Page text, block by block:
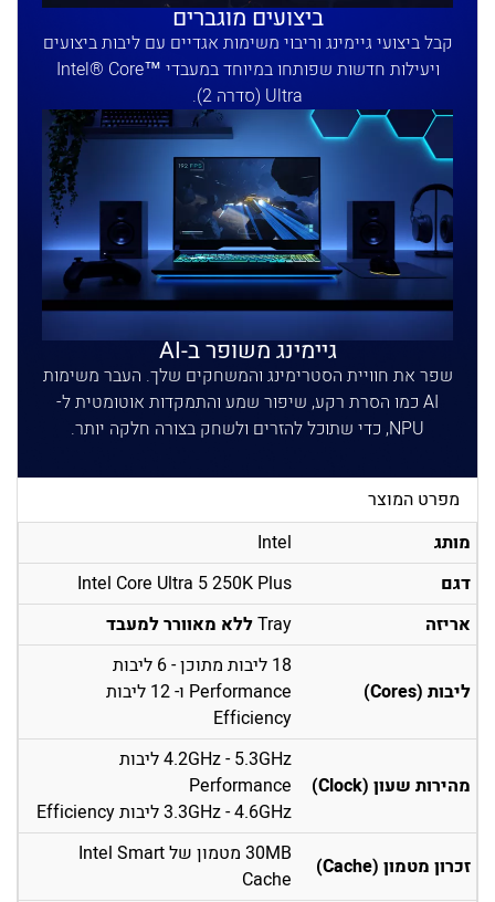
ביצועים מוגברים
קבל ביצועי גיימינג וריבוי משימות אגדיים עם ליבות ביצועים
ויעילות חדשות שפותחו במיוחד במעבדי Intel® Core™
Ultra (סדרה 2).
גיימינג משופר ב-AI
שפר את חוויית הסטרימינג והמשחקים שלך. העבר משימות
AI כמו הסרת רקע, שיפור שמע והתמקדות אוטומטית ל-
NPU, כדי שתוכל להזרים ולשחק בצורה חלקה יותר.
מפרט המוצר
מותג
Intel
דגם
Intel Core Ultra 5 250K Plus
אריזה
Trayללא מאוורר למעבד
ליבות (Cores)
18 ליבות מתוכן - 6 ליבות
Performance ו- 12 ליבות
Efficiency
מהירות שעון (Clock)
4.2GHz - 5.3GHz ליבות
Performance
3.3GHz - 4.6GHz ליבות Efficiency
זכרון מטמון (Cache)
30MB מטמון של Intel Smart
Cache